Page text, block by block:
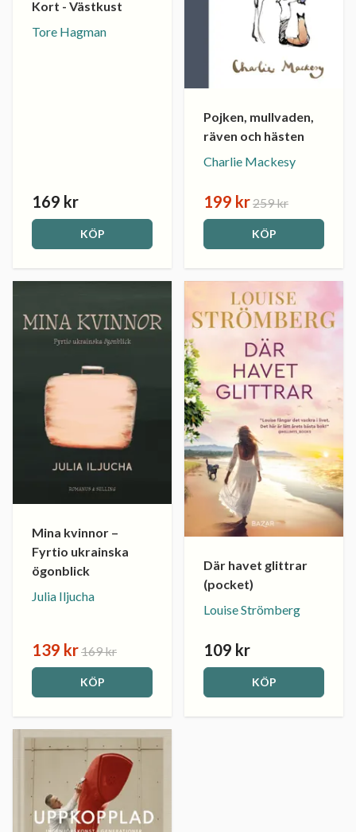
Kort - Västkust
Tore Hagman
169 kr
KÖP
Pojken, mullvaden,
räven och hästen
Charlie Mackesy
199 kr259 kr
KÖP
Mina kvinnor –
Fyrtio ukrainska
ögonblick
Julia Iljucha
139 kr169 kr
KÖP
Där havet glittrar
(pocket)
Louise Strömberg
109 kr
KÖP